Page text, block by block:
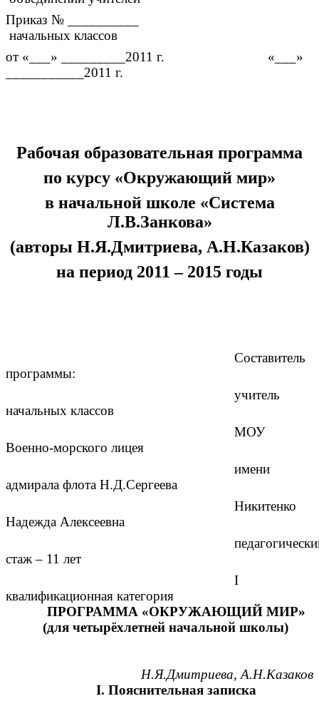
Приказ № __________
начальных классов
от «___» _________2011 г. «___»
___________2011 г.
Рабочая образовательная программа
по курсу «Окружающий мир»
в начальной школе «Система
Л.В.Занкова»
(авторы Н.Я.Дмитриева, А.Н.Казаков)
на период 2011 – 2015 годы
Составитель
программы:
учитель
начальных классов
МОУ
Военно-морского лицея
имени
адмирала флота Н.Д.Сергеева
Никитенко
Надежда Алексеевна
стаж – 11 лет
I
квалификационная категория
ПРОГРАММА «ОКРУЖАЮЩИЙ МИР»
(для четырёхлетней начальной школы)
Н.Я.Дмитриева, А.Н.Казаков
I. Пояснительная записка